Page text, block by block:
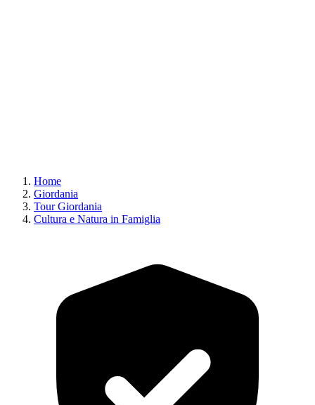
Home
Giordania
Tour Giordania
Cultura e Natura in Famiglia